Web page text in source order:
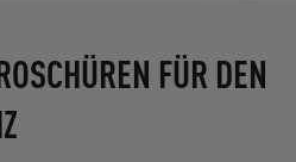
FÜR DEN